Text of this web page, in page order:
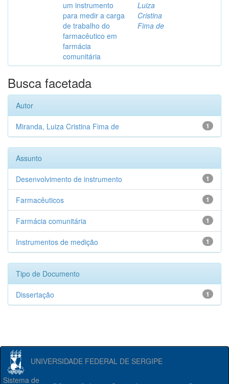
um instrumento
para medir a carga
de trabalho do
farmacêutico em
farmácia
comunitária
Luiza
Cristina
Fima de
Busca facetada
Autor
1
Miranda, Luiza Cristina Fima de
Assunto
1
Desenvolvimento de instrumento
1
Farmacêuticos
1
Farmácia comunitária
1
Instrumentos de medição
Tipo de Documento
1
Dissertação
UNIVERSIDADE FEDERAL DE SERGIPE
Sistema de